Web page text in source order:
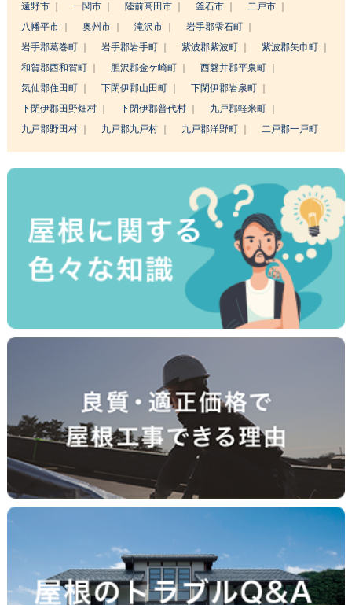
遠野市
一関市 陸前高田市 釜石市
二戸市
八幡平市
奥州市 滝沢市
岩手郡雫石町
岩手郡葛巻町
岩手郡岩手町 紫波郡紫波町
紫波郡矢巾町
和賀郡西和賀町
胆沢郡金ケ崎町
西磐井郡平泉町
気仙郡住田町
下閉伊郡山田町
下閉伊郡岩泉町
下閉伊郡田野畑村
下閉伊郡普代村
九戸郡軽米町
九戸郡野田村
九戸郡九戸村 九戸郡洋野町 二戸郡一戸町